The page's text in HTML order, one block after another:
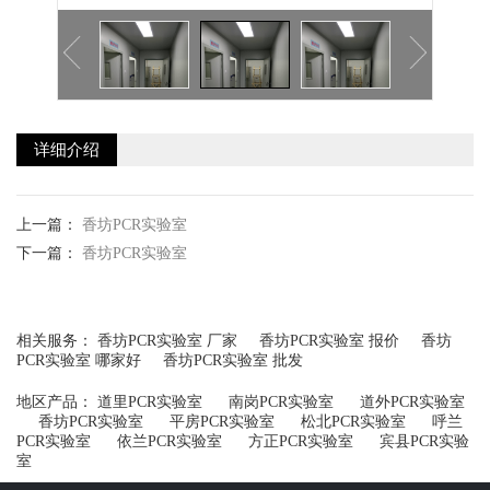
详细介绍
上一篇： 香坊PCR实验室
下一篇： 香坊PCR实验室
相关服务： 香坊PCR实验室 厂家 香坊PCR实验室 报价
香坊
PCR实验室 哪家好
香坊PCR实验室 批发
地区产品： 道里PCR实验室 南岗PCR实验室
道外PCR实验室
香坊PCR实验室
平房PCR实验室 松北PCR实验室
呼兰
PCR实验室
依兰PCR实验室 方正PCR实验室
宾县PCR实验
室